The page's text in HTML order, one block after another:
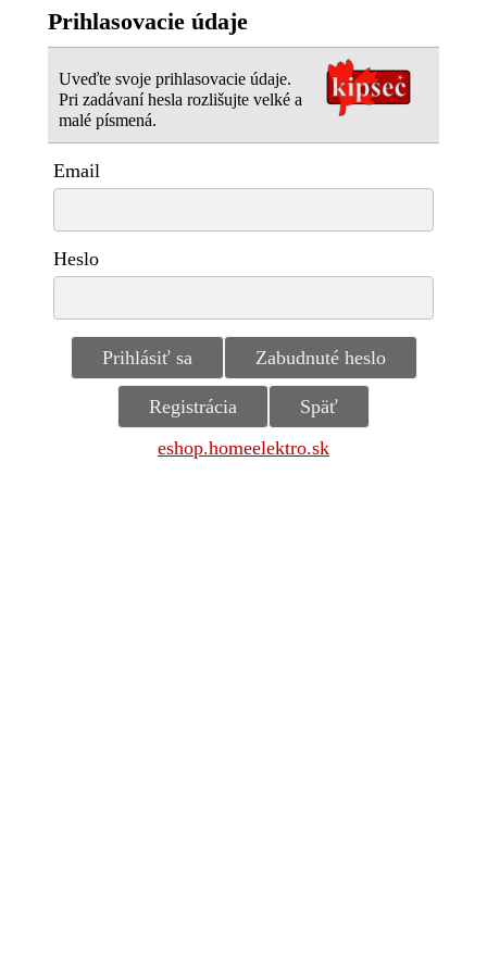
Prihlasovacie údaje
Uveďte svoje prihlasovacie údaje.
Pri zadávaní hesla rozlišujte velké a
malé písmená.
Email
Heslo
eshop.homeelektro.sk